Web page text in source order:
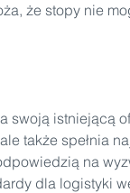
że stopy nie
swoją istniejącą
także spełnia
na
dla logistyki